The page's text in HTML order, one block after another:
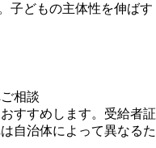
子どもの主体性を伸ばす
相談
すすめします。受給者証
自治体によって異なるた